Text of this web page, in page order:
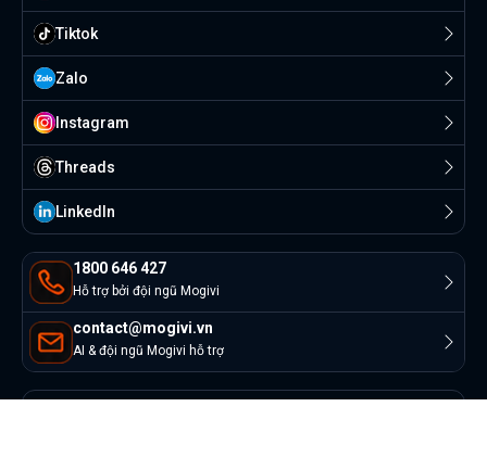
1800 646 427
Hỗ trợ bởi đội ngũ Mogivi
contact@mogivi.vn
AI & đội ngũ Mogivi hỗ trợ
Tiktok
Zalo
Instagram
Threads
Linkedln